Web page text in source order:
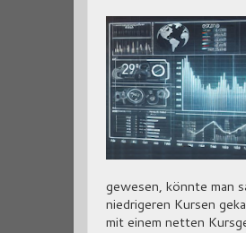
gewesen, könnte man
niedrigeren Kursen
mit einem netten